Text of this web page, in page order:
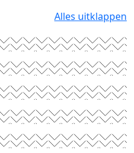
Alles uitklappen